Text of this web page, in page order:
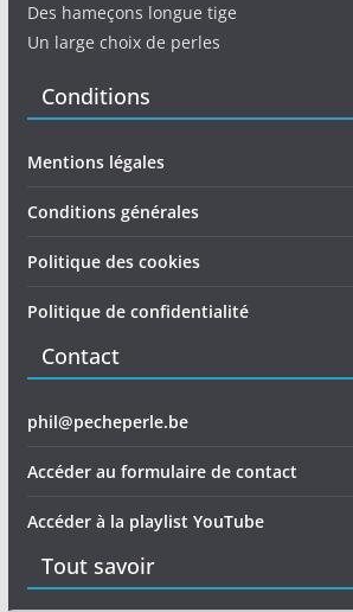
Des hameçons longue tige
Un large choix de perles
Conditions
Mentions légales
Conditions générales
Politique des cookies
Politique de confidentialité
Contact
phil@pecheperle.be
Accéder au formulaire de contact
Accéder à la playlist YouTube
Tout savoir